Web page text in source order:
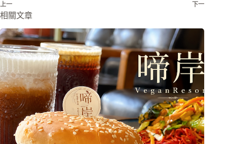
上一 下一
相關文章